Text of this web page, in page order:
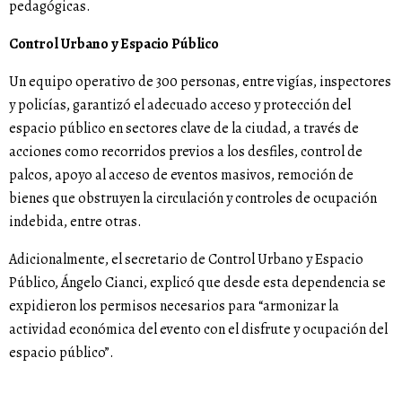
pedagógicas.
Control Urbano y Espacio Público
Un equipo operativo de 300 personas, entre vigías, inspectores
y policías, garantizó el adecuado acceso y protección del
espacio público en sectores clave de la ciudad, a través de
acciones como recorridos previos a los desfiles, control de
palcos, apoyo al acceso de eventos masivos, remoción de
bienes que obstruyen la circulación y controles de ocupación
indebida, entre otras.
Adicionalmente, el secretario de Control Urbano y Espacio
Público, Ángelo Cianci, explicó que desde esta dependencia se
expidieron los permisos necesarios para “armonizar la
actividad económica del evento con el disfrute y ocupación del
espacio público”.